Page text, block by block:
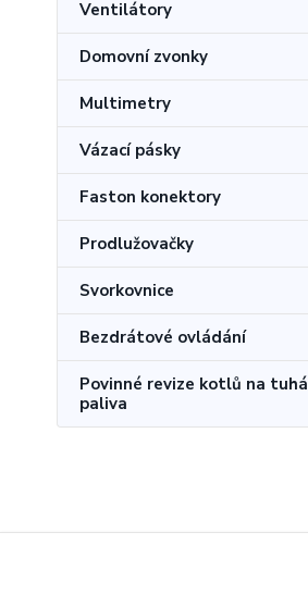
Ventilátory
Domovní zvonky
Multimetry
Vázací pásky
Faston konektory
Prodlužovačky
Svorkovnice
Bezdrátové ovládání
Povinné revize kotlů na tuhá
paliva